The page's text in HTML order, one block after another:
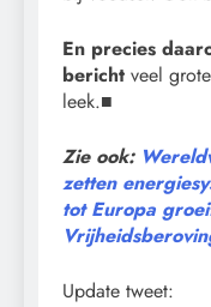
En precies
bericht veel
leek.■
Zie ook:
zetten
tot Europa
Update tweet: